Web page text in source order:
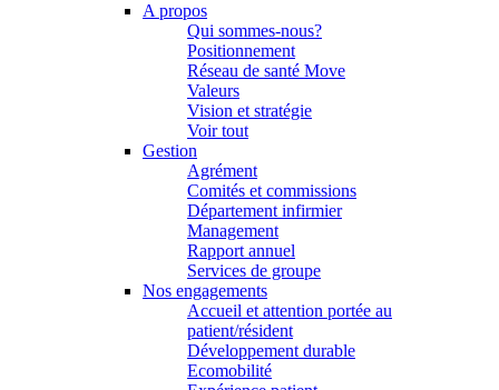
A propos
Qui sommes-nous?
Positionnement
Réseau de santé Move
Valeurs
Vision et stratégie
Voir tout
Gestion
Agrément
Comités et commissions
Département infirmier
Management
Rapport annuel
Services de groupe
Nos engagements
Accueil et attention portée au
patient/résident
Développement durable
Ecomobilité